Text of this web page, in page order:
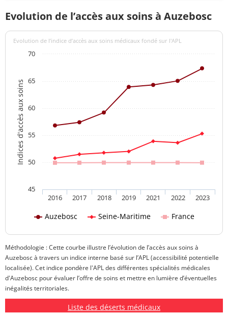
Evolution de l’accès aux soins à Auzebosc
Indices d'accès aux soins
Evolution de l’indice d’accès aux soins médicaux fondé sur l'APL
Auzebosc Seine-Maritime France
2016 2017 2018 2019 2021 2022 2023
45
50
55
60
65
70
Méthodologie : Cette courbe illustre l’évolution de l’accès aux soins à
Auzebosc à travers un indice interne basé sur l’APL (accessibilité potentielle
localisée). Cet indice pondère l'APL des différentes spécialités médicales
d'Auzebosc pour évaluer l’offre de soins et mettre en lumière d’éventuelles
inégalités territoriales.
Liste des déserts médicaux